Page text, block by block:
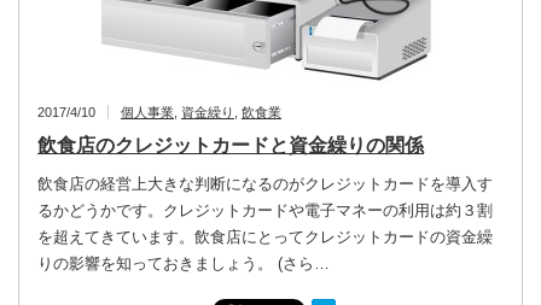
2017/4/10 個人事業 資金繰り 飲食業
飲食店のクレジットカードと資金繰りの関係
飲食店の経営上大きな判断になるのがクレジットカードを導入す
るかどうかです。クレジットカードや電子マネーの利用は約３割
を超えてきています。飲食店にとってクレジットカードの資金繰
りの影響を知っておきましょう。 (さら…